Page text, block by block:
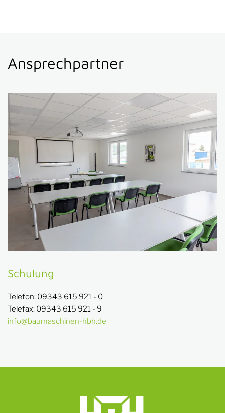
Ansprechpartner
Schulung
Telefon: 09343 615 921 - 0
Telefax: 09343 615 921 - 9
info@baumaschinen-hbh.de